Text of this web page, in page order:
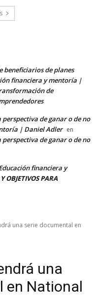
de planes
financiera y mentoría |
de
de ganar o de no
| Daniel Adler en
de ganar o de no
financiera y
OBJETIVOS PARA